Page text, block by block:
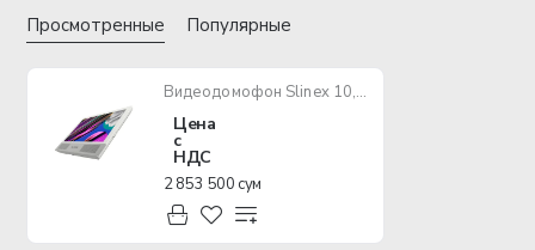
Просмотренные Популярные
Видеодомофон Slinex 10, IPS 10", детектор движения, сменные панели, белый
Цена
с
НДС
2 853 500 сум